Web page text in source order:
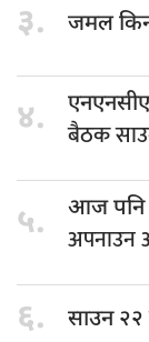
३. जमल
४.
बैठक
५. आज पनि
अपनाउन
६. साउन २२